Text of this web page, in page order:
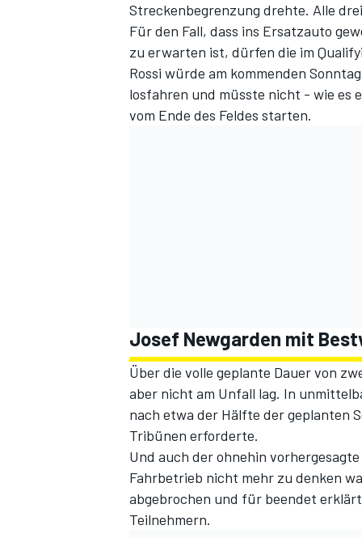
Streckenbegrenzung drehte. Alle
Für den Fall, dass ins Ersatzauto
zu erwarten ist, dürfen die im
Rossi würde am kommenden
losfahren und müsste nicht - wie es
vom Ende des Feldes starten.
Josef Newgarden mit
Über die volle geplante Dauer von
aber nicht am Unfall lag. In
nach etwa der Hälfte der geplanten
Tribünen erforderte.
Und auch der ohnehin
Fahrbetrieb nicht mehr zu denken
abgebrochen und für beendet
Teilnehmern.